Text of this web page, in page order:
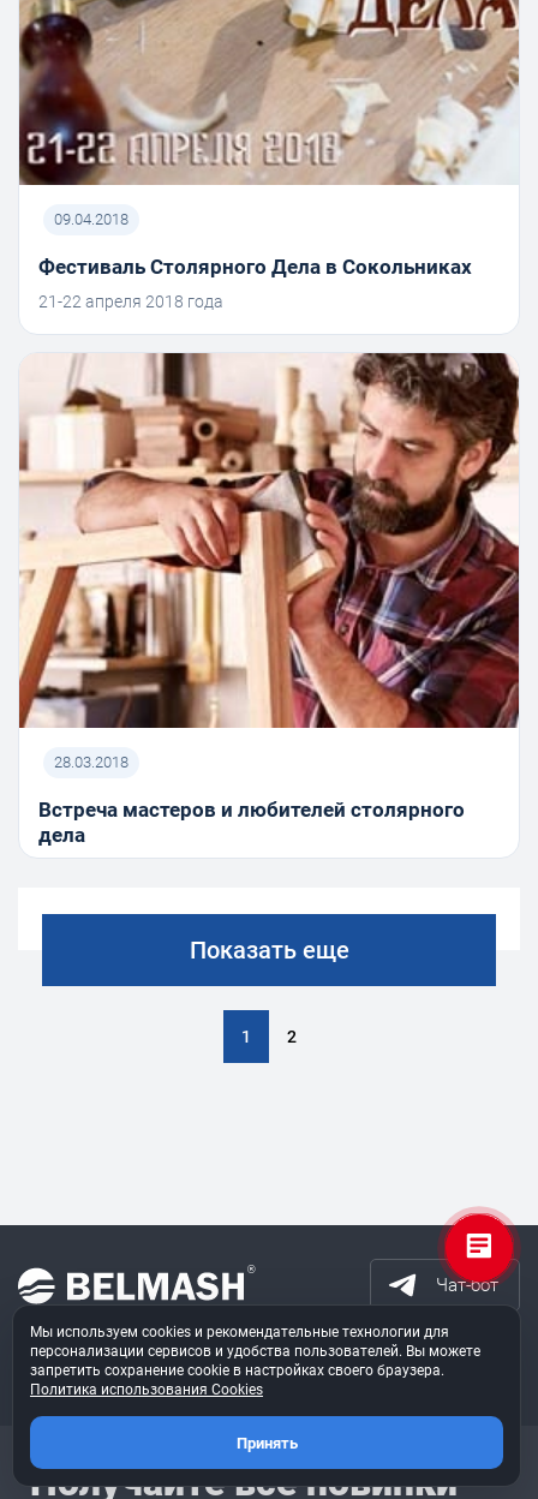
09.04.2018
Фестиваль Столярного Дела в Сокольниках
21-22 апреля 2018 года
28.03.2018
Встреча мастеров и любителей столярного
дела
Показать еще
1 2
Чат-бот
Получайте все новинки
Мы используем cookies и рекомендательные технологии для
персонализации сервисов и удобства пользователей. Вы можете
запретить сохранение cookie в настройках своего браузера.
Политика использования Cookies
Принять